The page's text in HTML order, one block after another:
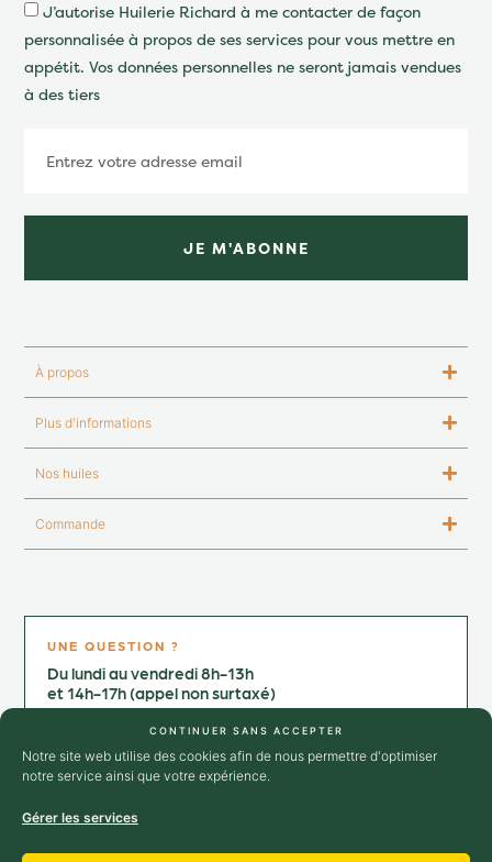
Notre site web utilise des cookies afin de nous permettre d'optimiser
notre service ainsi que votre expérience.
Gérer les services
CONTINUER SANS ACCEPTER
J’autorise Huilerie Richard à me contacter de façon
personnalisée à propos de ses services pour vous mettre en
appétit. Vos données personnelles ne seront jamais vendues
à des tiers
JE M'ABONNE
À propos
Plus d'informations
Nos huiles
Commande
UNE QUESTION ?
Du lundi au vendredi 8h-13h
et 14h-17h (appel non surtaxé)
+33 4 75 25 02 64
→ Nous contacter